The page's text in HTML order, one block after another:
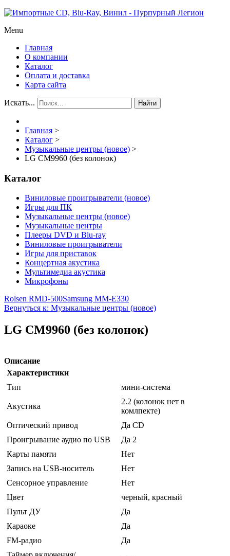
Menu
Главная
О компании
Каталог
Оплата и доставка
Карта сайта
Искать... Найти
Главная >
Каталог >
Музыкальные центры (новое) >
LG CM9960 (без колонок)
Каталог
Виниловые проигрыватели (новое)
Игры для ПК
Музыкальные центры (новое)
Музыкальные центры
Плееры DVD и Blu-ray
Виниловые проигрыватели
Игры для приставок
Концертная акустика
Мультимедиа акустика
Микрофоны
Rolsen RMD-500Samsung MM-E330
Вернуться к: Музыкальные центры (новое)
LG CM9960 (без колонок)
Описание
Характеристики
Тип
мини-система
Акустика
2.2 (колонок нет в
комлпекте)
Оптический привод
Да CD
Проигрывание аудио по USB
Да 2
Карты памяти
Нет
Запись на USB-носитель
Нет
Сенсорное управление
Нет
Цвет
черный, красный
Пульт ДУ
Да
Караоке
Да
FM-радио
Да